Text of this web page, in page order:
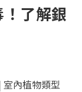
了解銀
室內植物類型